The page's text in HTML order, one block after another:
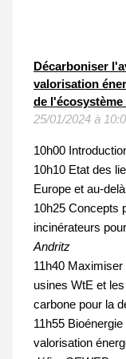
Décarboniser
valorisation
de
25/01/2024 à
10h00
10h10 Etat des
Europe et au-
10h25 Concepts
incinérateurs
Andritz
11h40
usines WtE et
carbone pour la
11h55
valorisation